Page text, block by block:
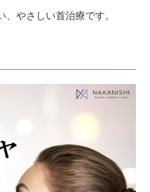
やさしい首治療です。